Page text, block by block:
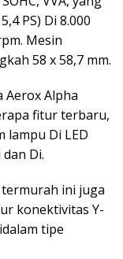
PS) Di 8.000
Mesin
58 x 58,7 mm.
Aerox Alpha
fitur terbaru,
lampu Di LED
Di.
termurah ini juga
konektivitas Y-
tipe